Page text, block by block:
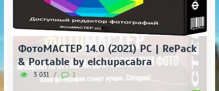
ФотоМАСТЕР 14.0 (2021) PC | RePack
& Portable by elchupacabra
3 031 / 1